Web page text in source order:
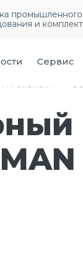
промышленного
и
Сервис